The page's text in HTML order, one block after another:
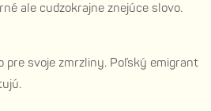
ale cudzokrajne znejúce slovo.
pre svoje zmrzliny. Poľský emigrant